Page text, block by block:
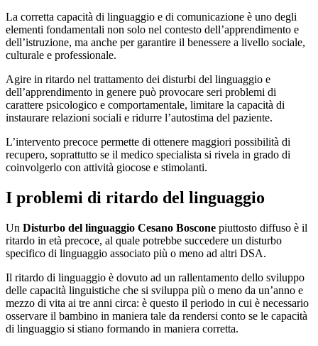
La corretta capacità di linguaggio e di comunicazione è uno degli
elementi fondamentali non solo nel contesto dell’apprendimento e
dell’istruzione, ma anche per garantire il benessere a livello sociale,
culturale e professionale.
Agire in ritardo nel trattamento dei disturbi del linguaggio e
dell’apprendimento in genere può provocare seri problemi di
carattere psicologico e comportamentale, limitare la capacità di
instaurare relazioni sociali e ridurre l’autostima del paziente.
L’intervento precoce permette di ottenere maggiori possibilità di
recupero, soprattutto se il medico specialista si rivela in grado di
coinvolgerlo con attività giocose e stimolanti.
I problemi di ritardo del linguaggio
Un Disturbo del linguaggio Cesano Boscone piuttosto diffuso è il
ritardo in età precoce, al quale potrebbe succedere un disturbo
specifico di linguaggio associato più o meno ad altri DSA.
Il ritardo di linguaggio è dovuto ad un rallentamento dello sviluppo
delle capacità linguistiche che si sviluppa più o meno da un’anno e
mezzo di vita ai tre anni circa: è questo il periodo in cui è necessario
osservare il bambino in maniera tale da rendersi conto se le capacità
di linguaggio si stiano formando in maniera corretta.